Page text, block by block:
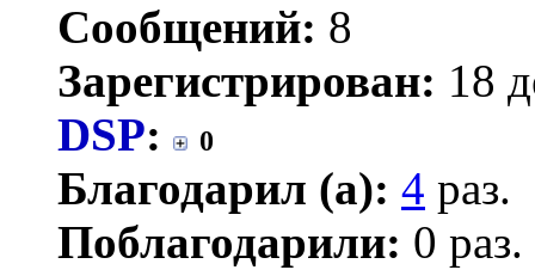
Сообщений: 8
Зарегистрирован: 18
DSP: 0
Благодарил (а): 4 раз.
Поблагодарили: 0 раз.